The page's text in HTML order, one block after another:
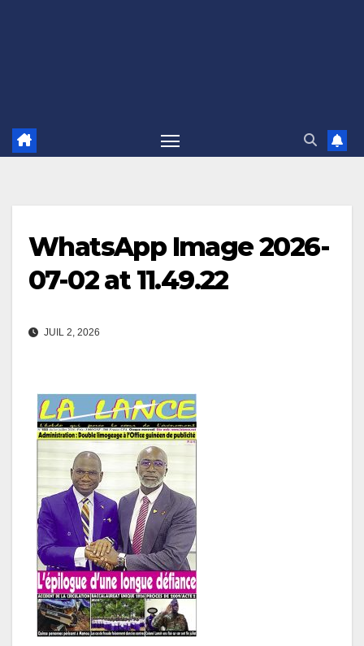
WhatsApp Image 2026-
07-02 at 11.49.22
JUIL 2, 2026